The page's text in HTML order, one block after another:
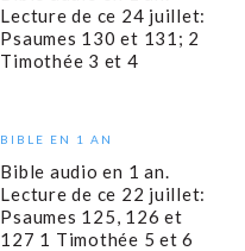
Lecture de ce 24 juillet:
Psaumes 130 et 131; 2
Timothée 3 et 4
BIBLE EN 1 AN
Bible audio en 1 an.
Lecture de ce 22 juillet:
Psaumes 125, 126 et
127 1 Timothée 5 et 6